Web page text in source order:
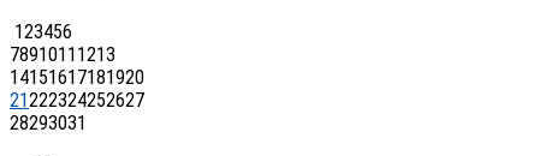
123456
7891011 1213
14151617181920
21222324252627
28293031